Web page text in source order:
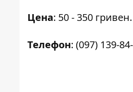
Цена: 50 - 350 гривен.
Телефон: (097) 139-